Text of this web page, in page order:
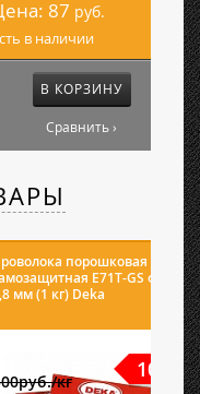
87 руб.
в наличии
В КОРЗИНУ
Сравнить ›
порошковая
E71T-GS ф
мм (1 кг) Deka
10%
кг